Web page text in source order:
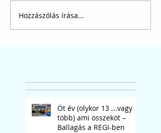
Hozzászólás írása...
Öt év (olykor 13 ...vagy
több) ami összeköt –
Ballagás a REGI-ben